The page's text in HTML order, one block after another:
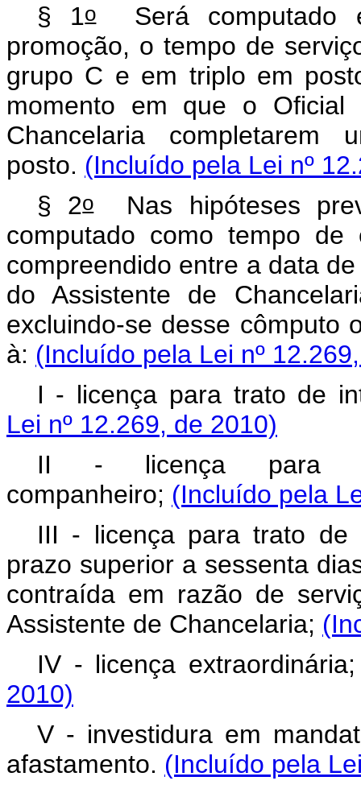
§ 1oSerá computado
promoção, o tempo de
grupo C e em triplo em
momento em que o
Chancelaria
posto. (Incluído pela Lei nº
§ 2oNas hipóteses
computado como tempo
compreendido entre a data
do Assistente de
excluindo-se desse cômputo
à: (Incluído pela Lei nº
I - licença para trato de
Lei nº 12.269, de 2010)
II - licença para
companheiro; (Incluído pela
III - licença para trato de
prazo superior a sessenta
contraída em razão de
Assistente de Chancelaria;
IV - licença
2010)
V - investidura em
afastamento. (Incluído pela